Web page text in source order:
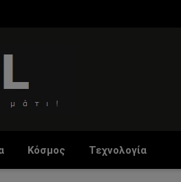
Κόσμος Τεχνολογία